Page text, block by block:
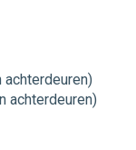
achterdeuren)
achterdeuren)